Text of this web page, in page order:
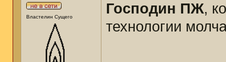
Властелин Сущего
Господин ПЖ,
технологии